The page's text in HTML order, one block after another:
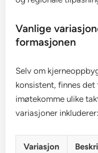
Vanlige
formasjonen
Selv om
konsistent, finnes
imøtekomme ulike
variasjoner inkluderer:
Variasjon